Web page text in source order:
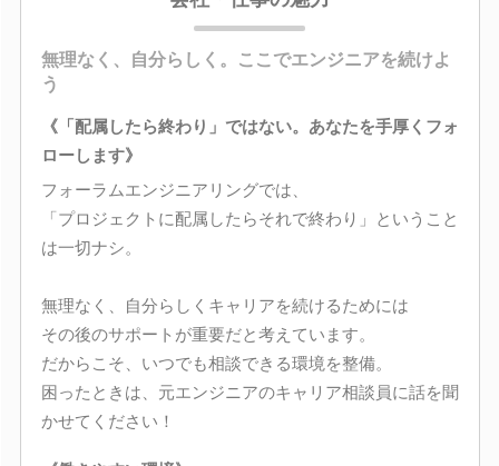
無理なく、自分らしく。ここでエンジニアを続けよ
う
《「配属したら終わり」ではない。あなたを手厚くフォ
ローします》
フォーラムエンジニアリングでは、
「プロジェクトに配属したらそれで終わり」ということ
は一切ナシ。
無理なく、自分らしくキャリアを続けるためには
その後のサポートが重要だと考えています。
だからこそ、いつでも相談できる環境を整備。
困ったときは、元エンジニアのキャリア相談員に話を聞
かせてください！